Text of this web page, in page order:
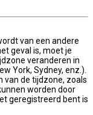
van een andere
geval is, moet je
veranderen in
York, Sydney, enz.).
van de tijdzone, zoals
worden door
geregistreerd bent is